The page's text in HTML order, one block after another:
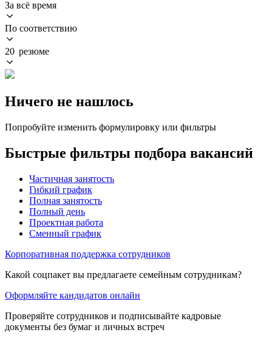
За всё время
По соответствию
20 резюме
Ничего не нашлось
Попробуйте изменить формулировку или фильтры
Быстрые фильтры подбора вакансий
Частичная занятость
Гибкий график
Полная занятость
Полный день
Проектная работа
Сменный график
Корпоративная поддержка сотрудников
Какой соцпакет вы предлагаете семейным сотрудникам?
Оформляйте кандидатов онлайн
Проверяйте сотрудников и подписывайте кадровые
документы без бумаг и личных встреч